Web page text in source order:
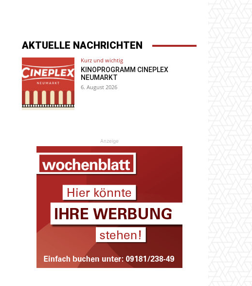
AKTUELLE NACHRICHTEN
Kurz und wichtig
KINOPROGRAMM CINEPLEX
NEUMARKT
6. August 2026
Anzeige